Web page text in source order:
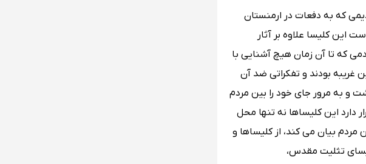
که به دفعات در ارمنستان
کلیسا علاوه بر آثار
که تا آن زمان هیچ آشنایی با
غریبه بودند و تفکراتی ضد آن
و به مرور جای خود را بین مردم
دارد این کلیساها نه تنها محل
بیان می کند، از کلیساها و
تثلیت مقدس،